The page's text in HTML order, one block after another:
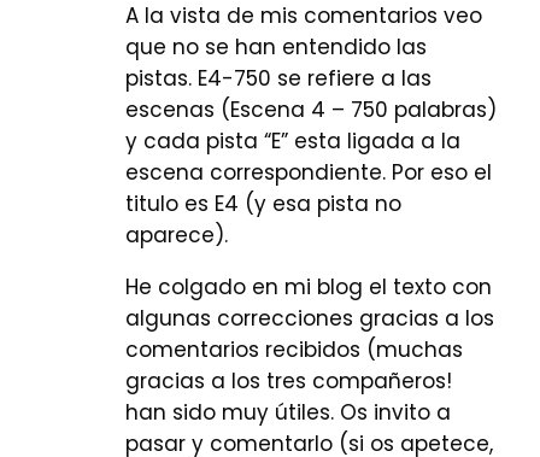
A la vista de mis comentarios veo
que no se han entendido las
pistas. E4-750 se refiere a las
escenas (Escena 4 – 750 palabras)
y cada pista “E” esta ligada a la
escena correspondiente. Por eso el
titulo es E4 (y esa pista no
aparece).
He colgado en mi blog el texto con
algunas correcciones gracias a los
comentarios recibidos (muchas
gracias a los tres compañeros!
han sido muy útiles. Os invito a
pasar y comentarlo (si os apetece,